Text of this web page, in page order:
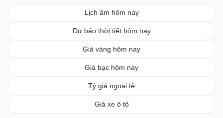
Lịch âm hôm nay
Dự báo thời tiết hôm nay
Giá vàng hôm nay
Giá bạc hôm nay
Tỷ giá ngoại tệ
Giá xe ô tô